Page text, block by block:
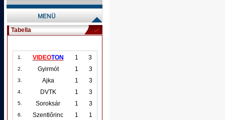
Tabella
1. VIDEOTON 1 3
2. Gyirmót 1 3
3. Ajka 1 3
4. DVTK 1 3
5. Soroksár 1 3
6. Szentlőrinc 1 1